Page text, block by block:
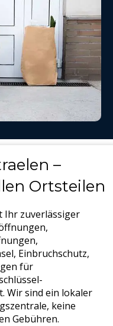
–
Ortsteilen
Ihr zuverlässiger
Einbruchschutz,
für
Wir sind ein lokaler
keine
Gebühren.